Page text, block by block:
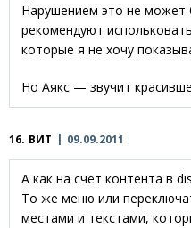
Нарушением это не может
рекомендуют
которые я не хочу
Но Аякс — звучит
16. ВИТ 09.09.2011
А как на счёт контента в
То же меню или
местами и текстами,